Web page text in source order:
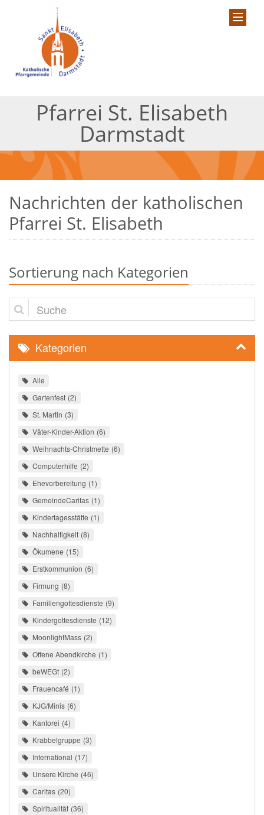
Pfarrei St. Elisabeth
Darmstadt
Nachrichten der katholischen
Pfarrei St. Elisabeth
Sortierung nach Kategorien
Suche
Kategorien
Alle
Gartenfest 2
St. Martin 3
Väter-Kinder-Aktion 6
Weihnachts-Christmette 6
Computerhilfe 2
Ehevorbereitung 1
GemeindeCaritas 1
Kindertagesstätte 1
Nachhaltigkeit 8
Ökumene 15
Erstkommunion 6
Firmung 8
Familiengottesdienste 9
Kindergottesdienste 12
MoonlightMass 2
Offene Abendkirche 1
beWEGt 2
Frauencafé 1
KJG/Minis 6
Kantorei 4
Krabbelgruppe 3
International 17
Unsere Kirche 46
Caritas 20
Spiritualität 36